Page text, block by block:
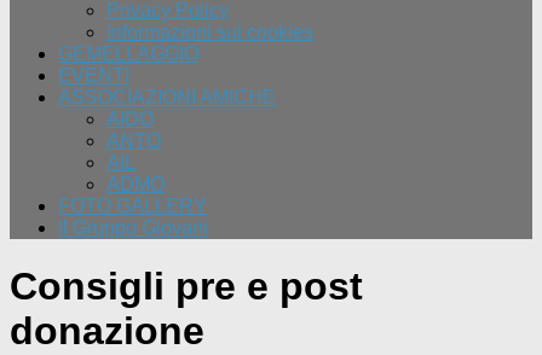
Privacy Policy
Informazioni sui cookies
GEMELLAGGIO
EVENTI
ASSOCIAZIONI AMICHE
AIDO
ANTO
AIL
ADMO
FOTO GALLERY
Il Gruppo Giovani
Consigli pre e post
donazione